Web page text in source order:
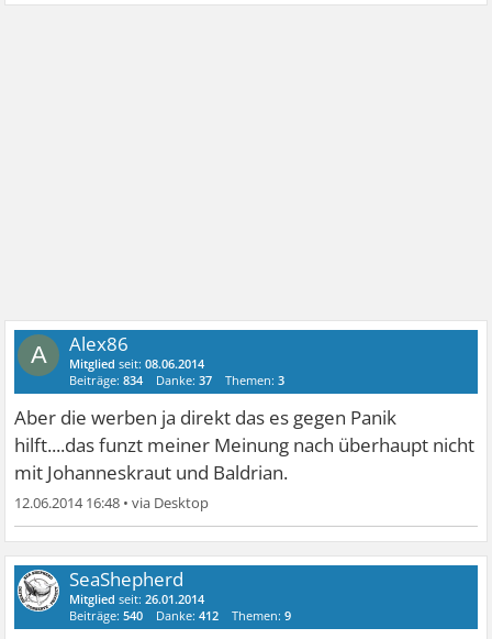
A Alex86
Mitglied seit:08.06.2014
Beiträge:834 Danke:37 Themen:3
Aber die werben ja direkt das es gegen Panik
hilft....das funzt meiner Meinung nach überhaupt nicht
mit Johanneskraut und Baldrian.
12.06.2014 16:48 •
SeaShepherd
Mitglied seit:26.01.2014
Beiträge:540 Danke:412 Themen:9